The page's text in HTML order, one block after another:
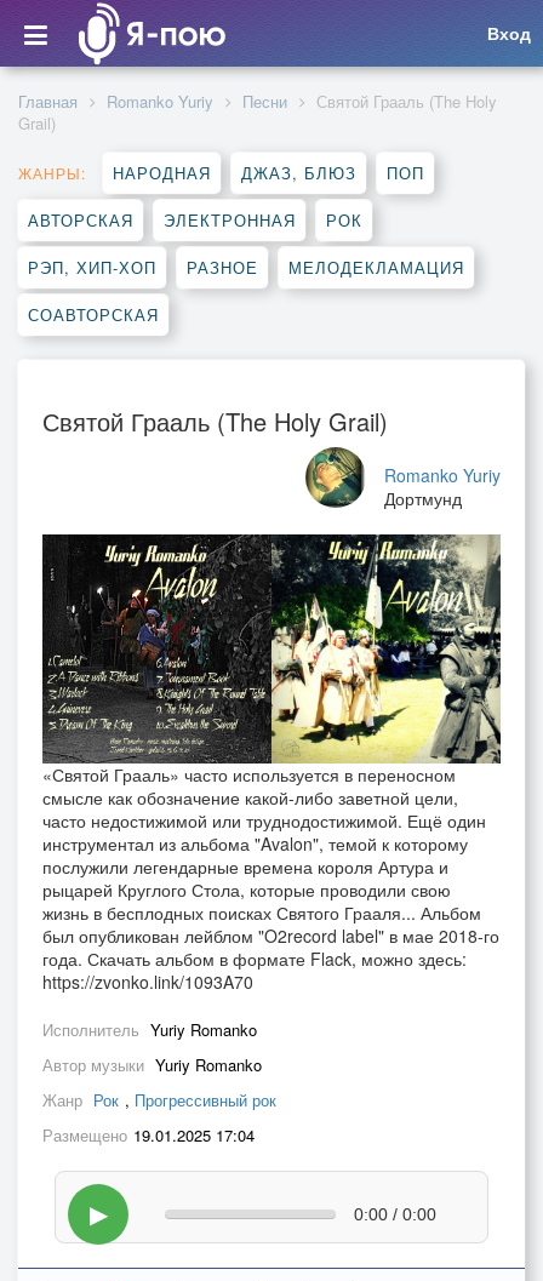
Вход
Главная Romanko Yuriy Песни
Святой Грааль (The Holy
Grail)
ЖАНРЫ: НАРОДНАЯ ДЖАЗ, БЛЮЗ ПОП
АВТОРСКАЯ ЭЛЕКТРОННАЯ РОК
РЭП, ХИП-ХОП РАЗНОЕ МЕЛОДЕКЛАМАЦИЯ
СОАВТОРСКАЯ
Святой Грааль (The Holy Grail)
Romanko Yuriy
Дортмунд
«Святой Грааль» часто используется в переносном
смысле как обозначение какой-либо заветной цели,
часто недостижимой или труднодостижимой. Ещё один
инструментал из альбома "Avalon", темой к которому
послужили легендарные времена короля Артура и
рыцарей Круглого Стола, которые проводили свою
жизнь в бесплодных поисках Святого Грааля... Альбом
был опубликован лейблом "O2record label" в мае 2018-го
года. Скачать альбом в формате Flack, можно здесь:
https://zvonko.link/1093A70
Исполнитель Yuriy Romanko
Автор музыки Yuriy Romanko
Жанр Рок , Прогрессивный рок
Размещено 19.01.2025 17:04
▶ 0:00 / 0:00